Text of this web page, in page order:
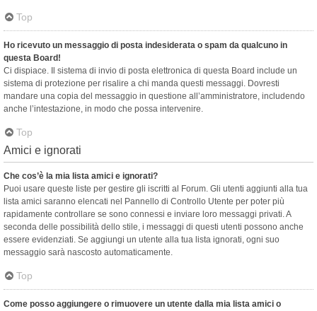
Top
Ho ricevuto un messaggio di posta indesiderata o spam da qualcuno in
questa Board!
Ci dispiace. Il sistema di invio di posta elettronica di questa Board include un
sistema di protezione per risalire a chi manda questi messaggi. Dovresti
mandare una copia del messaggio in questione all’amministratore, includendo
anche l’intestazione, in modo che possa intervenire.
Top
Amici e ignorati
Che cos’è la mia lista amici e ignorati?
Puoi usare queste liste per gestire gli iscritti al Forum. Gli utenti aggiunti alla tua
lista amici saranno elencati nel Pannello di Controllo Utente per poter più
rapidamente controllare se sono connessi e inviare loro messaggi privati. A
seconda delle possibilità dello stile, i messaggi di questi utenti possono anche
essere evidenziati. Se aggiungi un utente alla tua lista ignorati, ogni suo
messaggio sarà nascosto automaticamente.
Top
Come posso aggiungere o rimuovere un utente dalla mia lista amici o